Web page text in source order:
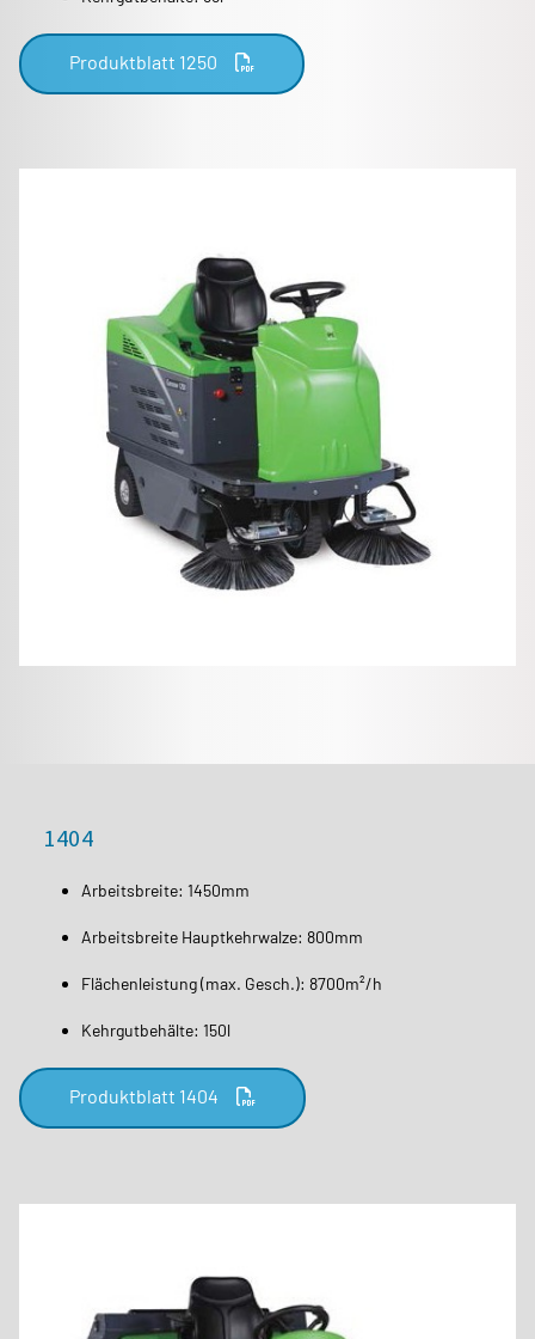
Produktblatt 1250
1404
Arbeitsbreite: 1450mm
Arbeitsbreite Hauptkehrwalze: 800mm
Flächenleistung (max. Gesch.): 8700m²/h
Kehrgutbehälte: 150l
Produktblatt 1404